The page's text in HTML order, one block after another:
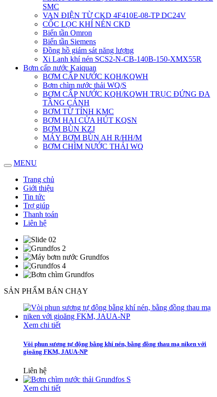
SMC
VAN ĐIỆN TỪ CKD 4F410E-08-TP DC24V
CỐC LỌC KHÍ NÉN CKD
Biến tần Omron
Biến tần Siemens
Đồng hồ giám sát năng lượng
Xi Lanh khí nén SCS2-N-CB-140B-150-XMX55R
Bơm cấp nước Kaiquan
BƠM CẤP NƯỚC KQH/KQWH
Bơm chìm nước thải WQ/S
BƠM CẤP NƯỚC KQH/KQWH TRỤC ĐỨNG ĐA
TẦNG CÁNH
BƠM TỪ TÍNH KMC
BƠM HAI CỬA HÚT KQSN
BƠM BÙN KZJ
MÁY BƠM BÙN AH R/HH/M
BƠM CHÌM NƯỚC THẢI WQ
MENU
Trang chủ
Giới thiệu
Tin tức
Trợ giúp
Thanh toán
Liên hệ
SẢN PHẨM BÁN CHẠY
Xem chi tiết
Vòi phun sương tự động bằng khí nén, bằng đồng thau mạ niken với
gioăng FKM, JAUA-NP
Liên hệ
Xem chi tiết